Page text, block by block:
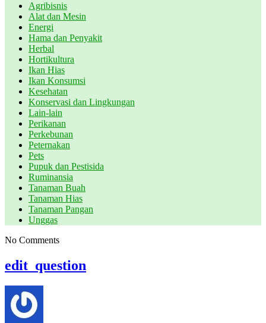
Agribisnis
Alat dan Mesin
Energi
Hama dan Penyakit
Herbal
Hortikultura
Ikan Hias
Ikan Konsumsi
Kesehatan
Konservasi dan Lingkungan
Lain-lain
Perikanan
Perkebunan
Peternakan
Pets
Pupuk dan Pestisida
Ruminansia
Tanaman Buah
Tanaman Hias
Tanaman Pangan
Unggas
No Comments
edit_question